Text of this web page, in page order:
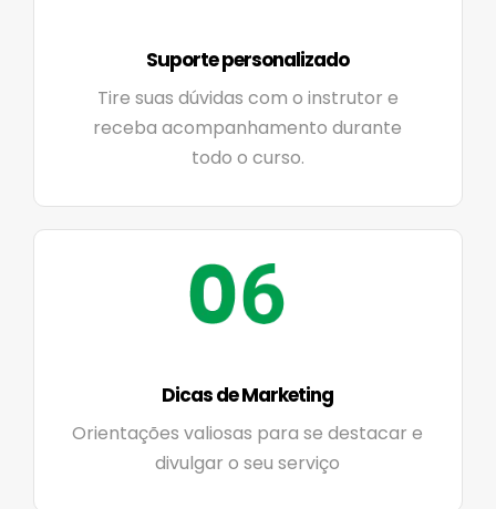
Suporte personalizado
Tire suas dúvidas com o instrutor e
receba acompanhamento durante
todo o curso.
Dicas de Marketing
Orientações valiosas para se destacar e
divulgar o seu serviço